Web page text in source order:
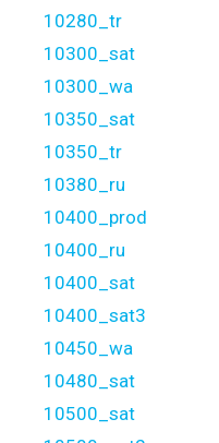
10280_tr
10300_sat
10300_wa
10350_sat
10350_tr
10380_ru
10400_prod
10400_ru
10400_sat
10400_sat3
10450_wa
10480_sat
10500_sat